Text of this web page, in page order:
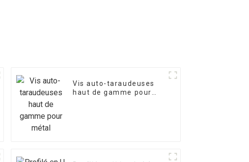
Vis auto-taraudeuses
haut de gamme pour